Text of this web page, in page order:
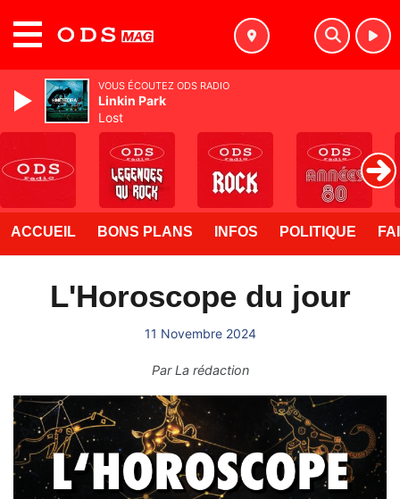
ACCUEIL BONS PLANS INFOS POLITIQUE
L'Horoscope du jour
11 Novembre 2024
ParLa rédaction
VOUS ÉCOUTEZ ODS RADIO
Linkin Park
Lost